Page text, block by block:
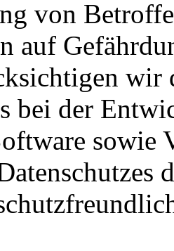
von
auf
wir
bei der
sowie